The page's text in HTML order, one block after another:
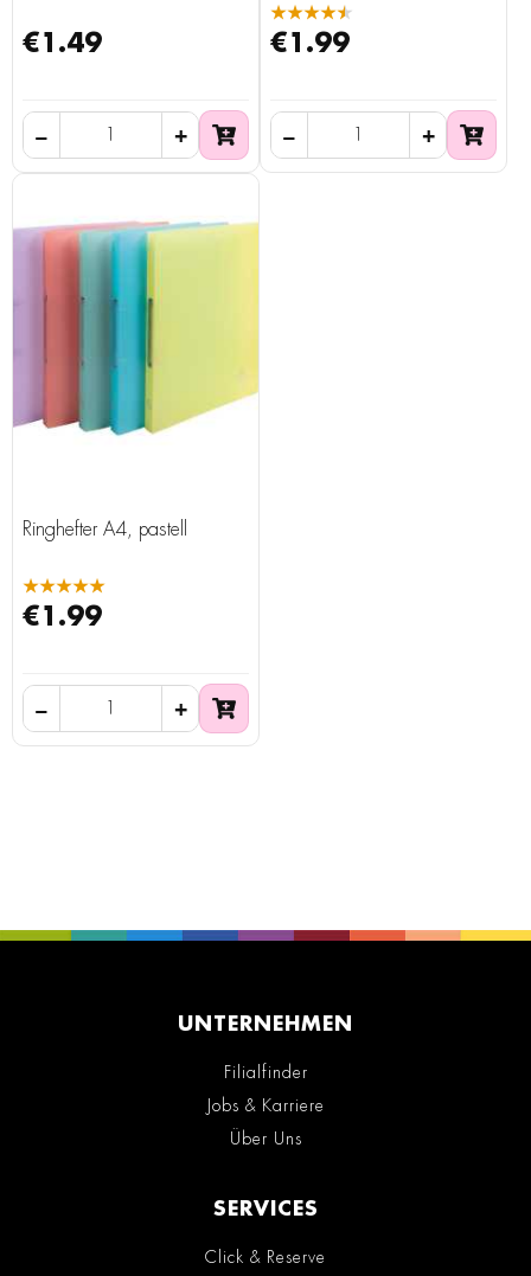
€1.49
★★★★★
€1.99
Ringhefter A4, pastell
★★★★★
€1.99
UNTERNEHMEN
Filialfinder
Jobs & Karriere
Über Uns
SERVICES
Click & Reserve